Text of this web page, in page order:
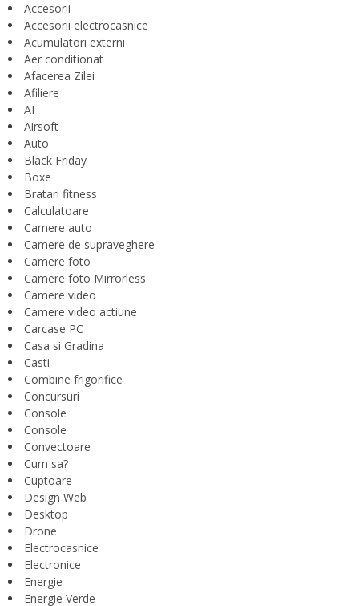
Accesorii
Accesorii electrocasnice
Acumulatori externi
Aer conditionat
Afacerea Zilei
Afiliere
AI
Airsoft
Auto
Black Friday
Boxe
Bratari fitness
Calculatoare
Camere auto
Camere de supraveghere
Camere foto
Camere foto Mirrorless
Camere video
Camere video actiune
Carcase PC
Casa si Gradina
Casti
Combine frigorifice
Concursuri
Console
Console
Convectoare
Cum sa?
Cuptoare
Design Web
Desktop
Drone
Electrocasnice
Electronice
Energie
Energie Verde